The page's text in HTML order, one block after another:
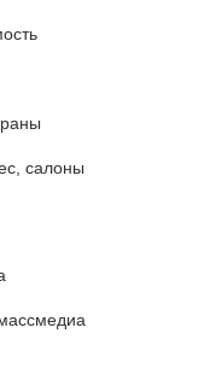
салоны